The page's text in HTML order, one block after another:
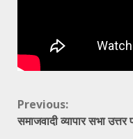
Continue
Previous:
समाजवादी व्यापार सभा